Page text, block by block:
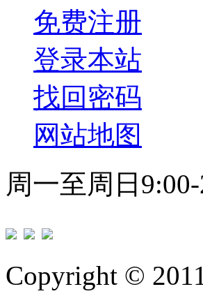
免费注册
登录本站
找回密码
网站地图
周一至周日
Copyright ©